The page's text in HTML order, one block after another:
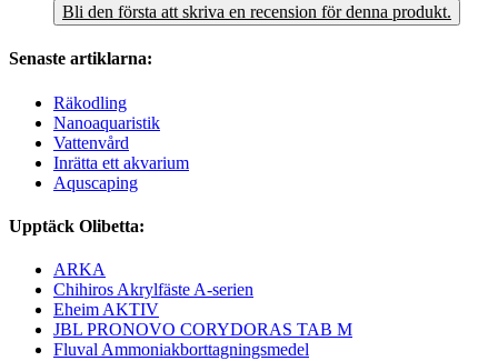
Bli den första att skriva en recension för denna produkt.
Senaste artiklarna:
Räkodling
Nanoaquaristik
Vattenvård
Inrätta ett akvarium
Aquscaping
Upptäck Olibetta:
ARKA
Chihiros Akrylfäste A-serien
Eheim AKTIV
JBL PRONOVO CORYDORAS TAB M
Fluval Ammoniakborttagningsmedel